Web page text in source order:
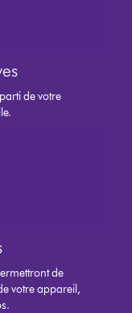
de votre
de
votre appareil,